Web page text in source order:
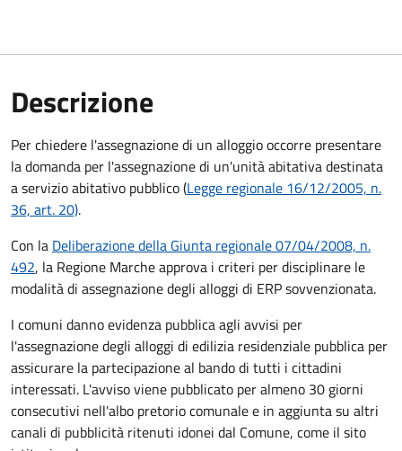
Descrizione
Per chiedere l'assegnazione di un alloggio occorre presentare
la domanda per l'assegnazione di un'unità abitativa destinata
a servizio abitativo pubblico (Legge regionale 16/12/2005, n.
36, art. 20).
Con la Deliberazione della Giunta regionale 07/04/2008, n.
492, la Regione Marche approva i criteri per disciplinare le
modalità di assegnazione degli alloggi di ERP sovvenzionata.
I comuni danno evidenza pubblica agli avvisi per
l'assegnazione degli alloggi di edilizia residenziale pubblica per
assicurare la partecipazione al bando di tutti i cittadini
interessati. L'avviso viene pubblicato per almeno 30 giorni
consecutivi nell'albo pretorio comunale e in aggiunta su altri
canali di pubblicità ritenuti idonei dal Comune, come il sito